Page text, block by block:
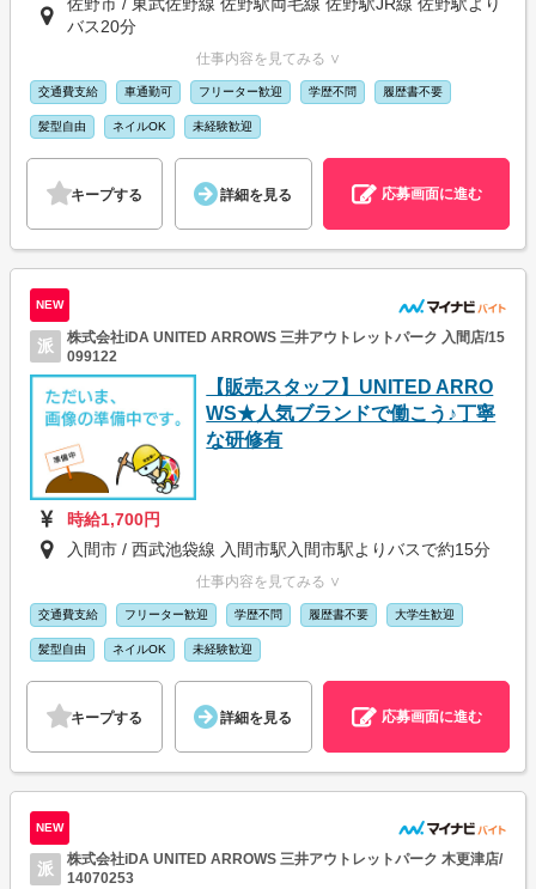
佐野市 / 東武佐野線 佐野駅両毛線 佐野駅JR線 佐野駅より
バス20分
仕事内容を見てみる ∨
交通費支給 車通勤可 フリーター歓迎 学歴不問 履歴書不要
髪型自由 ネイルOK 未経験歓迎
キープする 詳細を見る 応募画面に進む
NEW
派
株式会社iDA UNITED ARROWS 三井アウトレットパーク 入間店/15
099122
【販売スタッフ】UNITED ARRO
WS★人気ブランドで働こう♪丁寧
な研修有
時給1,700円
入間市 / 西武池袋線 入間市駅入間市駅よりバスで約15分
仕事内容を見てみる ∨
交通費支給 フリーター歓迎 学歴不問 履歴書不要 大学生歓迎
髪型自由 ネイルOK 未経験歓迎
キープする 詳細を見る 応募画面に進む
NEW
派
株式会社iDA UNITED ARROWS 三井アウトレットパーク 木更津店/
14070253